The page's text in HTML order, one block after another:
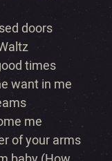
doors
times
want in me
me
of your arms